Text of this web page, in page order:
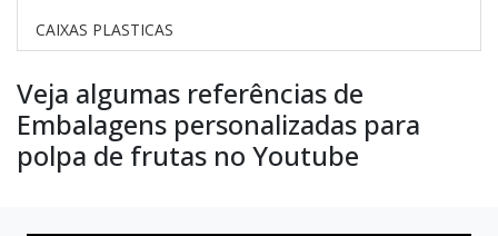
CAIXAS PLASTICAS
Veja algumas referências de
Embalagens personalizadas para
polpa de frutas no Youtube